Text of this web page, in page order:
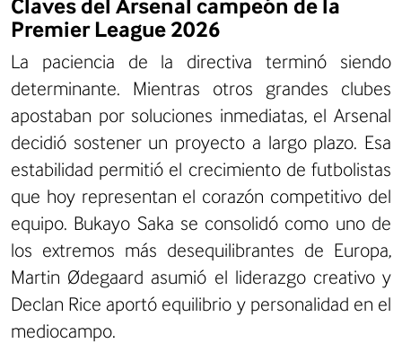
Claves del Arsenal campeón de la
Premier League 2026
La paciencia de la directiva terminó siendo
determinante. Mientras otros grandes clubes
apostaban por soluciones inmediatas, el Arsenal
decidió sostener un proyecto a largo plazo. Esa
estabilidad permitió el crecimiento de futbolistas
que hoy representan el corazón competitivo del
equipo. Bukayo Saka se consolidó como uno de
los extremos más desequilibrantes de Europa,
Martin Ødegaard asumió el liderazgo creativo y
Declan Rice aportó equilibrio y personalidad en el
mediocampo.